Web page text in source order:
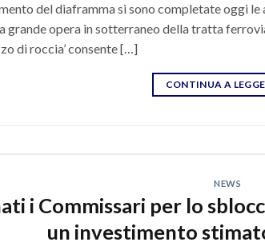
del diaframma si sono completate oggi
grande opera in sotterraneo della tratta
di roccia’ consente […]
CONTINUA A
NEWS
i Commissari per lo
un investimento